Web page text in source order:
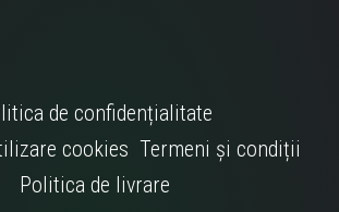
de confidențialitate
cookies Termeni și condiții
Politica de livrare